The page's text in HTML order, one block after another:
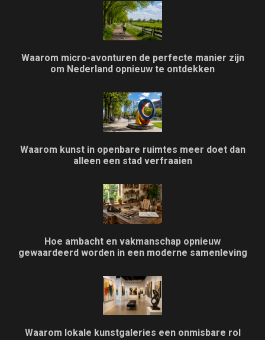
Waarom micro-avonturen de perfecte manier zijn
om Nederland opnieuw te ontdekken
Waarom kunst in openbare ruimtes meer doet dan
alleen een stad verfraaien
Hoe ambacht en vakmanschap opnieuw
gewaardeerd worden in een moderne samenleving
Waarom lokale kunstgaleries een onmisbare rol